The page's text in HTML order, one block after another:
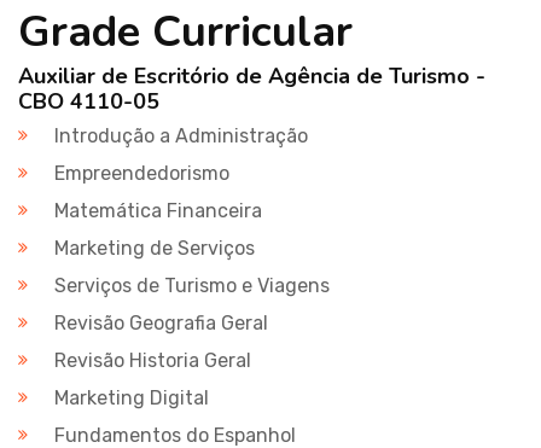
Grade Curricular
Auxiliar de Escritório de Agência de Turismo -
CBO 4110-05
Introdução a Administração
Empreendedorismo
Matemática Financeira
Marketing de Serviços
Serviços de Turismo e Viagens
Revisão Geografia Geral
Revisão Historia Geral
Marketing Digital
Fundamentos do Espanhol